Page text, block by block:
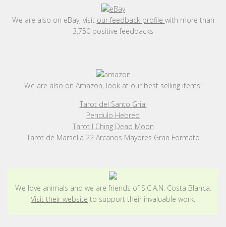
We are also on eBay, visit our feedback profile with more than
3,750 positive feedbacks
We are also on Amazon, look at our best selling items:
Tarot del Santo Grial
Pendulo Hebreo
Tarot I Ching Dead Moon
Tarot de Marsella 22 Arcanos Mayores Gran Formato
We love animals and we are friends of S.C.A.N. Costa Blanca.
Visit their website to support their invaluable work.